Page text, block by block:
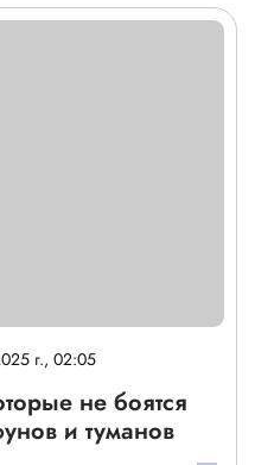
г., 02:05
не боятся
и туманов